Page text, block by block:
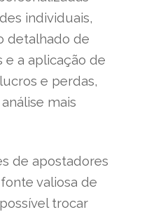
individuais,
detalhado de
a aplicação de
e perdas,
mais
de apostadores
valiosa de
trocar